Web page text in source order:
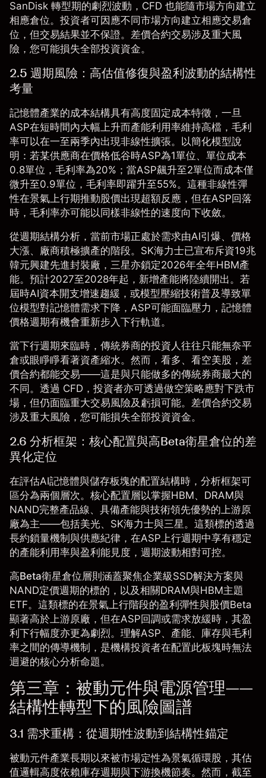
SanDisk 轉型期的劇烈波動，CFD 也能隨市場方向建立
相應倉位。投資者可因應不同市場方向建立相應交易倉
位，但交易結果並不保證。差價合約交易涉及重大風
險，您可能損失全部投資資金。
2.5 週期風險：高估值修復與盈利波動的結構性
考量
記憶體產業的成本結構具有高度固定成本特徵，一旦
ASP在短時間內大幅上升而產能利用率維持高檔，毛利
率可以在一至兩季內出現非線性擴張。以簡化模型說
明：若某供應商在價格低谷時ASP為1單位、單位成本
0.8單位，毛利率為20%；當ASP飆升至2單位而成本僅
微升至0.9單位，毛利率即躍升至55%。這種非線性彈
性在景氣上行期推動股價出現超額反應，但在ASP回落
時，毛利率亦可能以同樣非線性的速度向下收斂。
從週期結構分析，當前市場正處於需求由AI引爆、價格
大漲、廠商積極擴產的階段。SK海力士已宣布斥資19兆
韓元興建先進封裝廠，三星亦鎖定2026年全年HBM產
能。預計2027至2028年起，新增產能將陸續開出。若
屆時AI資本開支增速趨緩，或模型壓縮技術普及導致單
位模型對記憶體需求下降，ASP可能面臨壓力，記憶體
價格週期有機會重新步入下行軌道。
當下行週期來臨時，傳統券商的投資人往往只能無奈平
倉或眼睜睜看著資產縮水。然而，看多、看空美股，差
價合約都能交易——這是與只能做多的傳統券商最大的
不同。透過 CFD ，投資者亦可透過做空策略應對下跌市
場，但仍面臨重大交易風險及虧損可能。差價合約交易
涉及重大風險，您可能損失全部投資資金。
2.6 分析框架：核心配置與高Beta衛星倉位的差
異化定位
在評估AI記憶體與儲存板塊的配置結構時，分析框架可
區分為兩個層次。 核心配置層以掌握HBM、DRAM與
NAND完整產品線、具備產能與技術領先優勢的上游原
廠為主——包括美光、SK海力士與三星。這類標的透過
長約鎖量機制與供應紀律，在ASP上行週期中享有穩定
的產能利用率與盈利能見度，週期波動相對可控。
高Beta衛星倉位層則涵蓋聚焦企業級SSD解決方案與
NAND定價週期的標的，以及相關DRAM與HBM主題
ETF。這類標的在景氣上行階段的盈利彈性與股價Beta
顯著高於上游原廠，但在ASP回調或需求放緩時，其盈
利下行幅度亦更為劇烈。理解ASP、產能、庫存與毛利
率之間的傳導機制，是機構投資者在配置此板塊時無法
迴避的核心分析命題。
第三章：被動元件與電源管理——
結構性轉型下的風險圖譜
3.1 需求重構：從週期性波動到結構性錨定
被動元件產業長期以來被市場定性為景氣循環股，其估
值邏輯高度依賴庫存週期與下游換機節奏。然而，截至